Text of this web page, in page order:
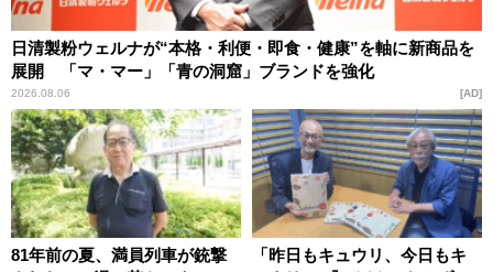
日清製粉ウェルナが“本格・利便・即食・健康”を軸に新商品を
展開 「マ・マー」「青の洞窟」ブランドを強化
2026.08.06 AD
81年前の夏、満員列車が銃撃
「昨日もキュウリ、今日もキ